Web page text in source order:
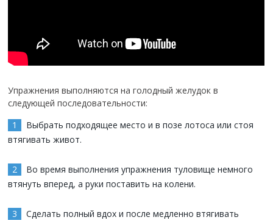
Упражнения выполняются на голодный желудок в
следующей последовательности:
Выбрать подходящее место и в позе лотоса или стоя
втягивать живот.
Во время выполнения упражнения туловище немного
втянуть вперед, а руки поставить на колени.
Сделать полный вдох и после медленно втягивать